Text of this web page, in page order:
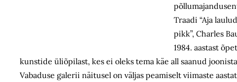
Traadi “Aja
pikk”, Charles
1984. aastast
kunstide üliõpilast, kes ei oleks tema käe all saanud
Vabaduse galerii näitusel on väljas peamiselt viimaste